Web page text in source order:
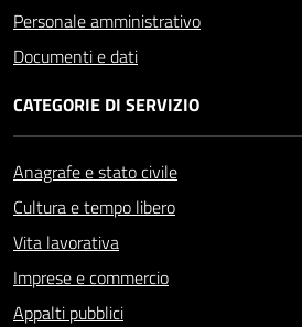
Personale amministrativo
Documenti e dati
CATEGORIE DI SERVIZIO
Anagrafe e stato civile
Cultura e tempo libero
Vita lavorativa
Imprese e commercio
Appalti pubblici